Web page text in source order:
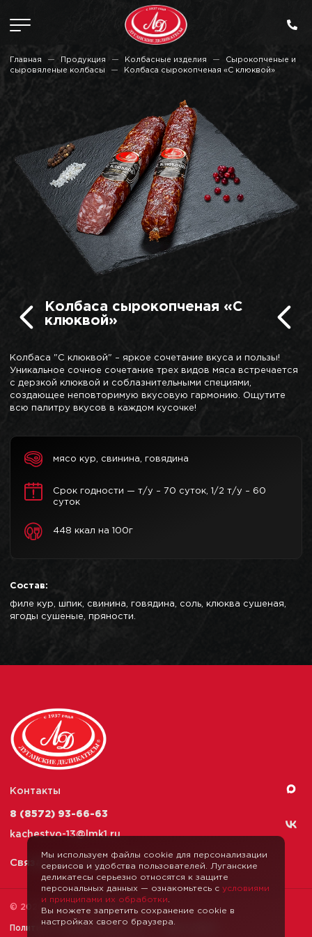
Мы используем файлы cookie для персонализации
сервисов и удобства пользователей. Луганские
деликатесы серьезно относятся к защите
персональных данных — ознакомьтесь с условиями
и принципами их обработки
Вы можете запретить сохранение cookie в
настройках своего браузера.
Главная Продукция Колбасные изделия
Сырокопченые и
сыровяленые колбасы
Колбаса сырокопченая «С клюквой»
Колбаса сырокопченая «С
клюквой»
Колбаса "С клюквой" – яркое сочетание вкуса и пользы!
Уникальное сочное сочетание трех видов мяса встречается
с дерзкой клюквой и соблазнительными специями,
создающее неповторимую вкусовую гармонию. Ощутите
всю палитру вкусов в каждом кусочке!
мясо кур, свинина, говядина
Срок годности — т/у – 70 суток, 1/2 т/у – 60
суток
448 ккал на 100г
Состав:
филе кур, шпик, свинина, говядина, соль, клюква сушеная,
ягоды сушеные, пряности.
Контакты
8 (8572) 93-66-63
kachestvo-13@lmk1.ru
Связаться с нами
© 2026 Луганские Деликатесы
Политика конфиденциальности Карта сайта